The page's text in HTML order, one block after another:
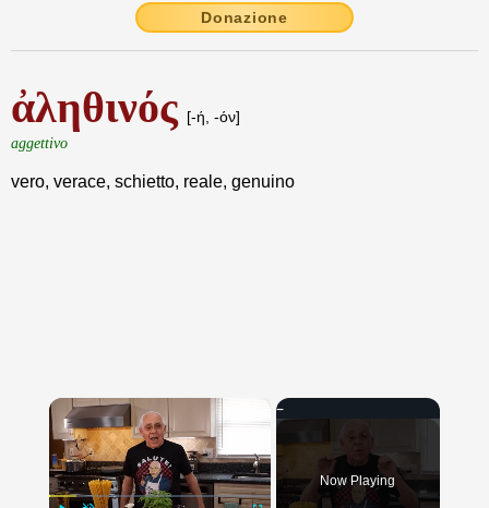
Donazione
ἀληθινός [-ή, -όν]
aggettivo
vero, verace, schietto, reale, genuino
Now Playing